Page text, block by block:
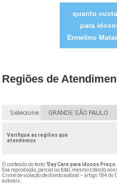
quanto
para
Ermelino
Regiões de
Selecione: GRANDE SÃO PAULO
Verifique as regiões que
atendemos
O conteúdo do texto "Day Care para Idosos Preço
Sua reprodução, parcial ou total, mesmo citando
Crime de violação de direito autoral – artigo 184 do
autorais